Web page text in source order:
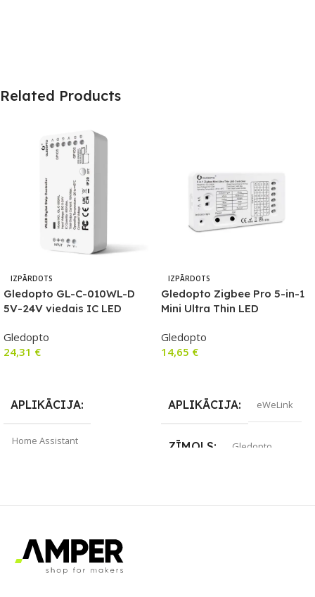
Related Products
IZPĀRDOTS
Gledopto GL-C-010WL-D
5V-24V viedais IC LED
platformu) ar mikrofonu un
DIY programmaparatūras
Gledopto
24,31 €
APLIKĀCIJA
Home Assistant
PIEEJAMS UZREIZ
IZPĀRDOTS
Gledopto Zigbee Pro 5-in-1
Mini Ultra Thin LED
24V DC
Gledopto
14,65 €
APLIKĀCIJA eWeLink
ZĪMOLS Gledopto